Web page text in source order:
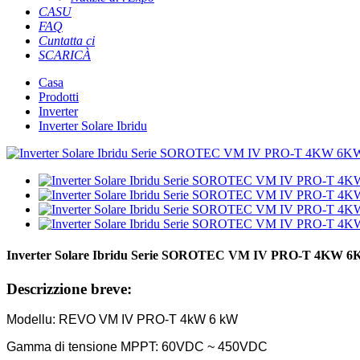
CASU
FAQ
Cuntatta ci
SCARICÀ
Casa
Prodotti
Inverter
Inverter Solare Ibridu
Inverter Solare Ibridu Serie SOROTEC VM IV PRO-T 4KW
Descrizzione breve:
Modellu: REVO VM IV PRO-T 4kW 6 kW
Gamma di tensione MPPT: 60VDC ~ 450VDC